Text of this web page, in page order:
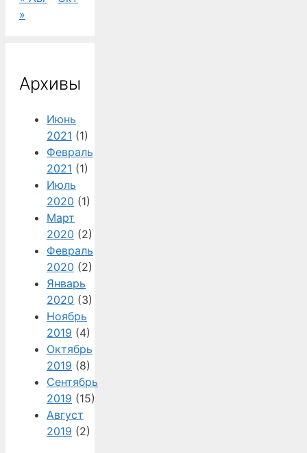
»
Архивы
Июнь
2021 (1)
Февраль
2021 (1)
Июль
2020 (1)
Март
2020 (2)
Февраль
2020 (2)
Январь
2020 (3)
Ноябрь
2019 (4)
Октябрь
2019 (8)
Сентябрь
2019 (15)
Август
2019 (2)